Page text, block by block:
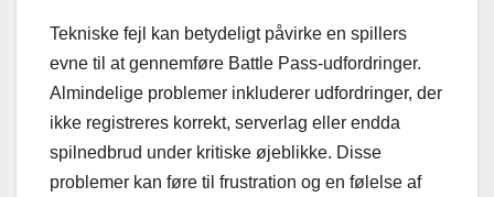
Tekniske fejl kan betydeligt påvirke en spillers
evne til at gennemføre Battle Pass-udfordringer.
Almindelige problemer inkluderer udfordringer, der
ikke registreres korrekt, serverlag eller endda
spilnedbrud under kritiske øjeblikke. Disse
problemer kan føre til frustration og en følelse af